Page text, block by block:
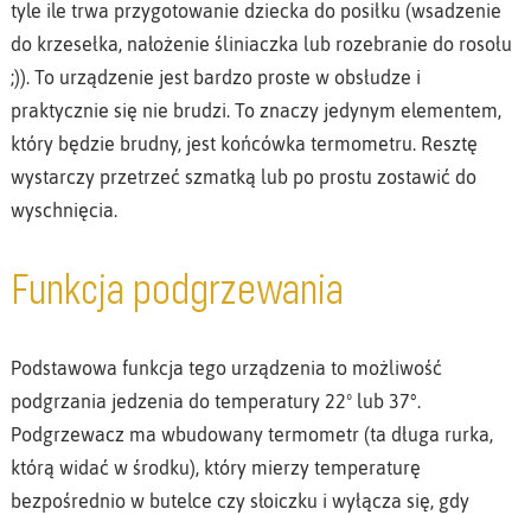
tyle ile trwa przygotowanie dziecka do posiłku (wsadzenie
do krzesełka, nałożenie śliniaczka lub rozebranie do rosołu
;)). To urządzenie jest bardzo proste w obsłudze i
praktycznie się nie brudzi. To znaczy jedynym elementem,
który będzie brudny, jest końcówka termometru. Resztę
wystarczy przetrzeć szmatką lub po prostu zostawić do
wyschnięcia.
Funkcja podgrzewania
Podstawowa funkcja tego urządzenia to możliwość
podgrzania jedzenia do temperatury 22º lub 37°.
Podgrzewacz ma wbudowany termometr (ta długa rurka,
którą widać w środku), który mierzy temperaturę
bezpośrednio w butelce czy słoiczku i wyłącza się, gdy